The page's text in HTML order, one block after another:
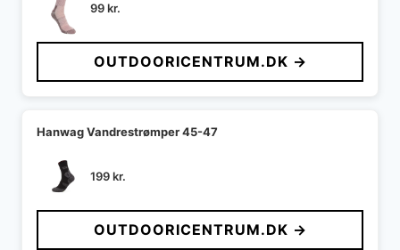
99kr.
OUTDOORICENTRUM.DK →
Hanwag Vandrestrømper 45-47
199kr.
OUTDOORICENTRUM.DK →